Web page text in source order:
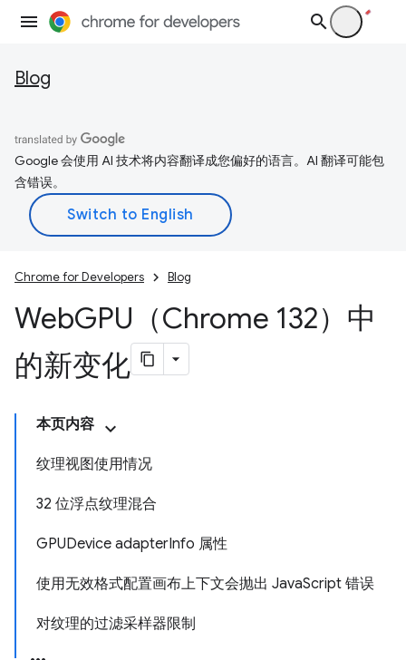
Blog
Google 会使用 AI 技术将内容翻译成您偏好的语言。AI 翻译可能包
含错误。
Chrome for Developers Blog
WebGPU（Chrome 132）中
的新变化
本页内容
纹理视图使用情况
32 位浮点纹理混合
GPUDevice adapterInfo 属性
使用无效格式配置画布上下文会抛出 JavaScript 错误
对纹理的过滤采样器限制